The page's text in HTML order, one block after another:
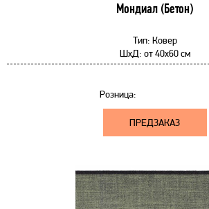
Мондиал (Бетон)
Тип: Ковер
ШхД: от40x60 см
Розница:
ПРЕДЗАКАЗ